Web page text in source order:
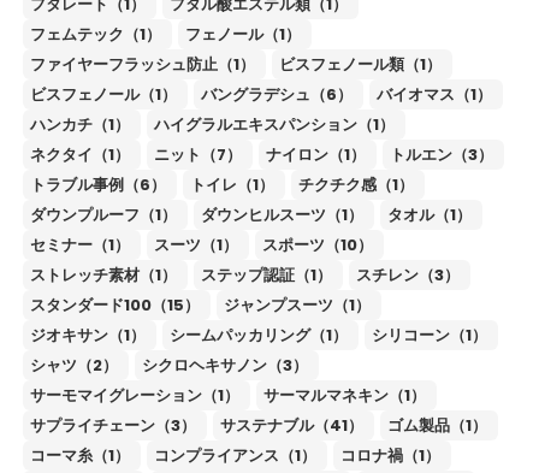
フタレート（1）
フタル酸エステル類（1）
フェムテック（1）
フェノール（1）
ファイヤーフラッシュ防止（1）
ビスフェノール類（1）
ビスフェノール（1）
バングラデシュ（6）
バイオマス（1）
ハンカチ（1）
ハイグラルエキスパンション（1）
ネクタイ（1）
ニット（7） ナイロン（1）
トルエン（3）
トラブル事例（6）
トイレ（1）
チクチク感（1）
ダウンプルーフ（1）
ダウンヒルスーツ（1）
タオル（1）
セミナー（1）
スーツ（1）
スポーツ（10）
ストレッチ素材（1）
ステップ認証（1）
スチレン（3）
スタンダード100（15）
ジャンプスーツ（1）
ジオキサン（1）
シームパッカリング（1）
シリコーン（1）
シャツ（2）
シクロヘキサノン（3）
サーモマイグレーション（1）
サーマルマネキン（1）
サプライチェーン（3）
サステナブル（41）
ゴム製品（1）
コーマ糸（1）
コンプライアンス（1）
コロナ禍（1）